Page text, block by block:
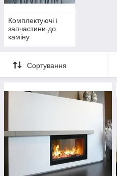
Комплектуючі і
запчастини до
каміну
Сортування